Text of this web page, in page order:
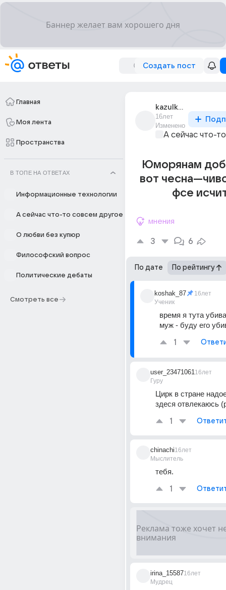
Создать пост
Главная
Моя лента
Пространства
В ТОПЕ НА ОТВЕТАХ
Информационные технологии
А сейчас что-то совсем другое
О любви без купюр
Философский вопрос
Политические дебаты
Смотреть все
kazulka_1
16лет
Изменено
А сейчас что-
Юморянам
вот чесна---
фсе
мнения
3 6
По дате По рейтингу
koshak_87
Ученик
16лет
время я тута
муж - буду его
1
user_23471061
Гуру
16лет
Цирк в стране
здеся отвлекаюсь
1
chinachi
Мыслитель
16лет
тебя.
1
irina_15587
Мудрец
16лет